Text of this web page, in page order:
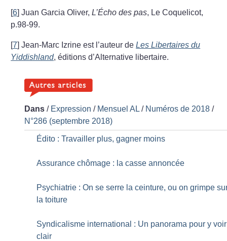
[6]Juan Garcia Oliver,L’Écho des pas, Le Coquelicot,
p.98-99.
[7]Jean-Marc Izrine est l’auteur deLes Libertaires du
Yiddishland, éditions d’Alternative libertaire.
Dans / Expression / Mensuel AL / Numéros de 2018 /
N°286 (septembre 2018)
Édito : Travailler plus, gagner moins
Assurance chômage : la casse annoncée
Psychiatrie : On se serre la ceinture, ou on grimpe
la toiture
Syndicalisme international : Un panorama pour y voir
clair